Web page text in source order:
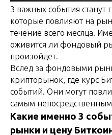
3 важных события станут
которые повлияют на
течение всего месяца.
оживится ли фондовый
произойдет.
Вслед за фондовыми
крипторынок, где курс
событий. Они могут
самым
Какие именно 3
рынки и цену